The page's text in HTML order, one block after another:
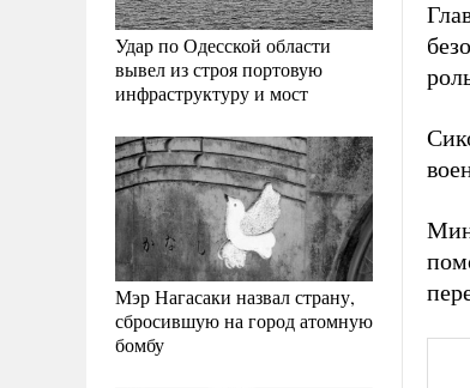
Удар по Одесской области
вывел из строя портовую
инфраструктуру и мост
Мэр Нагасаки назвал страну,
сбросившую на город атомную
бомбу